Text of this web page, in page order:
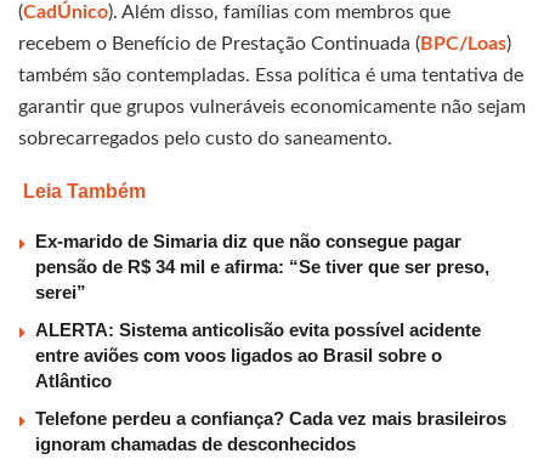
(CadÚnico). Além disso, famílias com membros que
recebem o Benefício de Prestação Continuada (BPC/Loas)
também são contempladas. Essa política é uma tentativa de
garantir que grupos vulneráveis economicamente não sejam
sobrecarregados pelo custo do saneamento.
Leia Também
Ex-marido de Simaria diz que não consegue pagar
pensão de R$ 34 mil e afirma: “Se tiver que ser preso,
serei”
ALERTA: Sistema anticolisão evita possível acidente
entre aviões com voos ligados ao Brasil sobre o
Atlântico
Telefone perdeu a confiança? Cada vez mais brasileiros
ignoram chamadas de desconhecidos